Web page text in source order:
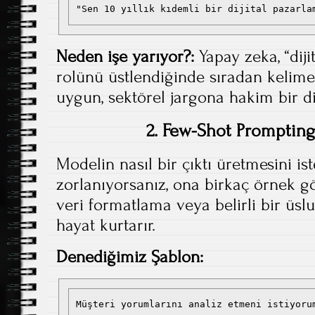
"Sen 10 yıllık kıdemli bir dijital
Neden işe yarıyor?: Yapay zeka,
rolünü üstlendiğinde sıradan
uygun, sektörel jargona hakim bir
2. Few-Shot
Modelin nasıl bir çıktı üretmesini
zorlanıyorsanız, ona birkaç örnek
veri formatlama veya belirli bir
hayat kurtarır.
Denediğimiz Şablon:
Müşteri yorumlarını analiz etmeni